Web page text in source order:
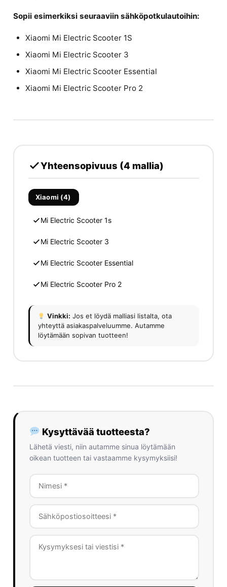
Sopii esimerkiksi seuraaviin sähköpotkulautoihin:
Xiaomi Mi Electric Scooter 1S
Xiaomi Mi Electric Scooter 3
Xiaomi Mi Electric Scooter Essential
Xiaomi Mi Electric Scooter Pro 2
Yhteensopivuus (4 mallia)
Xiaomi (4)
Mi Electric Scooter 1s
Mi Electric Scooter 3
Mi Electric Scooter Essential
Mi Electric Scooter Pro 2
Vinkki: Jos et löydä malliasi listalta, ota
yhteyttä asiakaspalveluumme. Autamme
löytämään sopivan tuotteen!
Kysyttävää tuotteesta?
Lähetä viesti, niin autamme sinua löytämään
oikean tuotteen tai vastaamme kysymyksiisi!